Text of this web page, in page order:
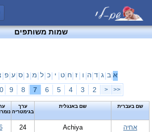
שמות משותפים
א ב ג ד ה ו ז ח ט י כ ל מ נ ס ע פ
<<
<
2
3
4
5
6
7
8
9
שם בעברית שם באנגלית
ערך
בגימטריה
אחיה Achiya
24